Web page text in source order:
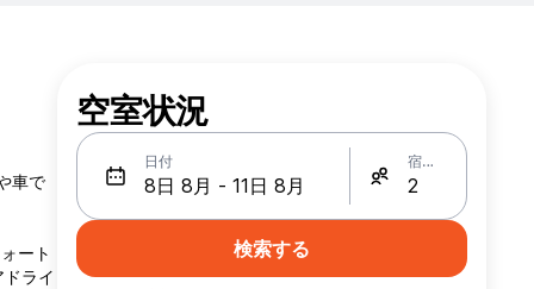
車で
ート
ライ
空室状況
日付 宿泊人数
検索する